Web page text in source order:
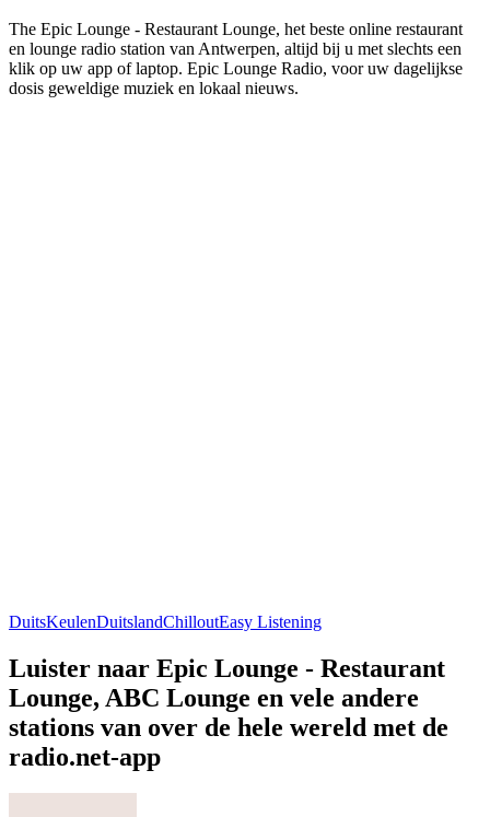
The Epic Lounge - Restaurant Lounge, het beste online restaurant
en lounge radio station van Antwerpen, altijd bij u met slechts een
klik op uw app of laptop. Epic Lounge Radio, voor uw dagelijkse
dosis geweldige muziek en lokaal nieuws.
DuitsKeulenDuitslandChilloutEasy Listening
Luister naar Epic Lounge - Restaurant
Lounge, ABC Lounge en vele andere
stations van over de hele wereld met de
radio.net-app